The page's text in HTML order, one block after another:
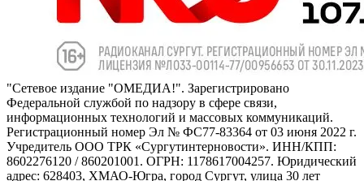
"Сетевое издание "ОМЕДИА!". Зарегистрировано
Федеральной службой по надзору в сфере связи,
информационных технологий и массовых коммуникаций.
Регистрационный номер Эл № ФС77-83364 от 03 июня 2022 г.
Учредитель ООО ТРК «Сургутинтерновости». ИНН/КПП:
8602276120 / 860201001. ОГРН: 1178617004257. Юридический
адрес: 628403, ХМАО-Югра, город Сургут, улица 30 лет